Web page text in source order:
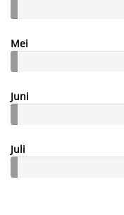
Mei
Juni
Juli